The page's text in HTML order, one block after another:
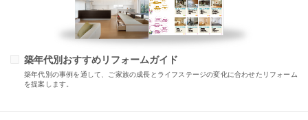
築年代別おすすめリフォームガイド
築年代別の事例を通して、ご家族の成長とライフステージの変化に合わせたリフォーム
を提案します。